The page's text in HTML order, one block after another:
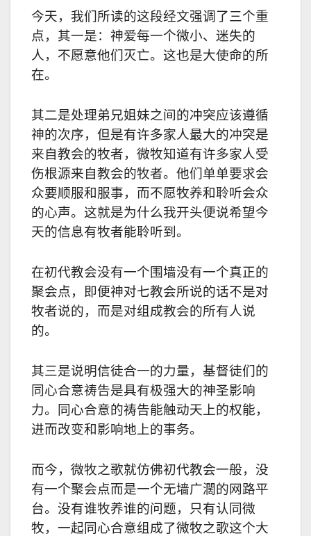
今天，我们所读的这段经文强调了三个重
点，其一是：神爱每一个微小、迷失的
人，不愿意他们灭亡。这也是大使命的所
在。
其二是处理弟兄姐妹之间的冲突应该遵循
神的次序，但是有许多家人最大的冲突是
来自教会的牧者，微牧知道有许多家人受
伤根源来自教会的牧者。他们单单要求会
众要顺服和服事，而不愿牧养和聆听会众
的心声。这就是为什么我开头便说希望今
天的信息有牧者能聆听到。
在初代教会没有一个围墙没有一个真正的
聚会点，即便神对七教会所说的话不是对
牧者说的，而是对组成教会的所有人说
的。
其三是说明信徒合一的力量，基督徒们的
同心合意祷告是具有极强大的神圣影响
力。同心合意的祷告能触动天上的权能，
进而改变和影响地上的事务。
而今，微牧之歌就仿佛初代教会一般，没
有一个聚会点而是一个无墙广濶的网路平
台。没有谁牧养谁的问题，只有认同微
牧，一起同心合意组成了微牧之歌这个大